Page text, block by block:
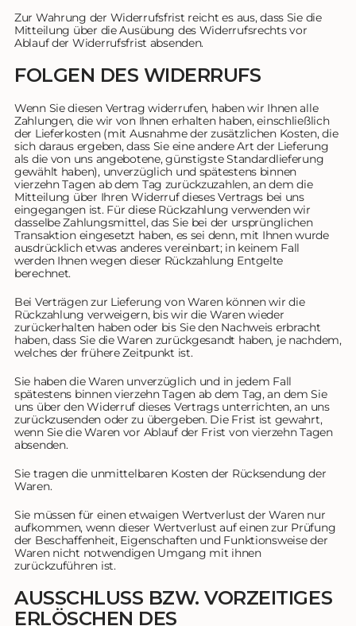
Zur Wahrung der Widerrufsfrist reicht es aus, dass Sie die
Mitteilung über die Ausübung des Widerrufsrechts vor
Ablauf der Widerrufsfrist absenden.
FOLGEN DES WIDERRUFS
Wenn Sie diesen Vertrag widerrufen, haben wir Ihnen alle
Zahlungen, die wir von Ihnen erhalten haben, einschließlich
der Lieferkosten (mit Ausnahme der zusätzlichen Kosten, die
sich daraus ergeben, dass Sie eine andere Art der Lieferung
als die von uns angebotene, günstigste Standardlieferung
gewählt haben), unverzüglich und spätestens binnen
vierzehn Tagen ab dem Tag zurückzuzahlen, an dem die
Mitteilung über Ihren Widerruf dieses Vertrags bei uns
eingegangen ist. Für diese Rückzahlung verwenden wir
dasselbe Zahlungsmittel, das Sie bei der ursprünglichen
Transaktion eingesetzt haben, es sei denn, mit Ihnen wurde
ausdrücklich etwas anderes vereinbart; in keinem Fall
werden Ihnen wegen dieser Rückzahlung Entgelte
berechnet.
Bei Verträgen zur Lieferung von Waren können wir die
Rückzahlung verweigern, bis wir die Waren wieder
zurückerhalten haben oder bis Sie den Nachweis erbracht
haben, dass Sie die Waren zurückgesandt haben, je nachdem,
welches der frühere Zeitpunkt ist.
Sie haben die Waren unverzüglich und in jedem Fall
spätestens binnen vierzehn Tagen ab dem Tag, an dem Sie
uns über den Widerruf dieses Vertrags unterrichten, an uns
zurückzusenden oder zu übergeben. Die Frist ist gewahrt,
wenn Sie die Waren vor Ablauf der Frist von vierzehn Tagen
absenden.
Sie tragen die unmittelbaren Kosten der Rücksendung der
Waren.
Sie müssen für einen etwaigen Wertverlust der Waren nur
aufkommen, wenn dieser Wertverlust auf einen zur Prüfung
der Beschaffenheit, Eigenschaften und Funktionsweise der
Waren nicht notwendigen Umgang mit ihnen
zurückzuführen ist.
AUSSCHLUSS BZW. VORZEITIGES
ERLÖSCHEN DES